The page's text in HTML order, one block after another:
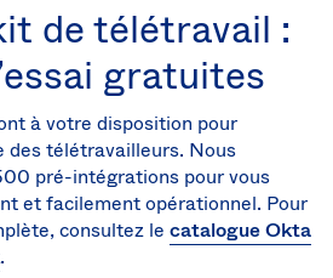
(EN)
de télétravail :
gratuites
à votre disposition pour
des télétravailleurs. Nous
pré-intégrations pour vous
et facilement opérationnel. Pour
consultez le catalogue Okta
.